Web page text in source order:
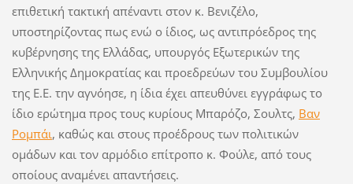
επιθετική τακτική απέναντι στον κ. Βενιζέλο,
υποστηρίζοντας πως ενώ ο ίδιος, ως αντιπρόεδρος της
κυβέρνησης της Ελλάδας, υπουργός Εξωτερικών της
Ελληνικής Δημοκρατίας και προεδρεύων του Συμβουλίου
της Ε.Ε. την αγνόησε, η ίδια έχει απευθύνει εγγράφως το
ίδιο ερώτημα προς τους κυρίους Μπαρόζο, Σουλτς, Βαν
Ρομπάι, καθώς και στους προέδρους των πολιτικών
ομάδων και τον αρμόδιο επίτροπο κ. Φούλε, από τους
οποίους αναμένει απαντήσεις.